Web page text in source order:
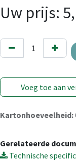
Uw prijs:
Voeg toe aan
Kartonhoeveelheid:
Gerelateerde
Technische